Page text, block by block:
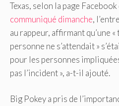
Texas, selon la page
communiqué dimanche,
au rappeur, affirmant qu’une
personne ne s’attendait »
pour les personnes
pas l’incident », a-t-il ajouté.
Big Pokey a pris de